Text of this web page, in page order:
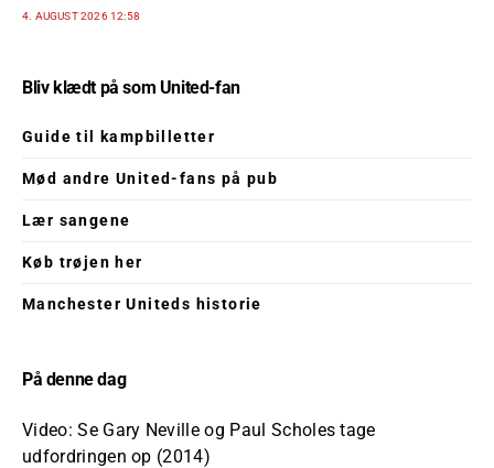
4. AUGUST 2026 12:58
Bliv klædt på som United-fan
Guide til kampbilletter
Mød andre United-fans på pub
Lær sangene
Køb trøjen her
Manchester Uniteds historie
På denne dag
Video: Se Gary Neville og Paul Scholes tage
udfordringen op (2014)